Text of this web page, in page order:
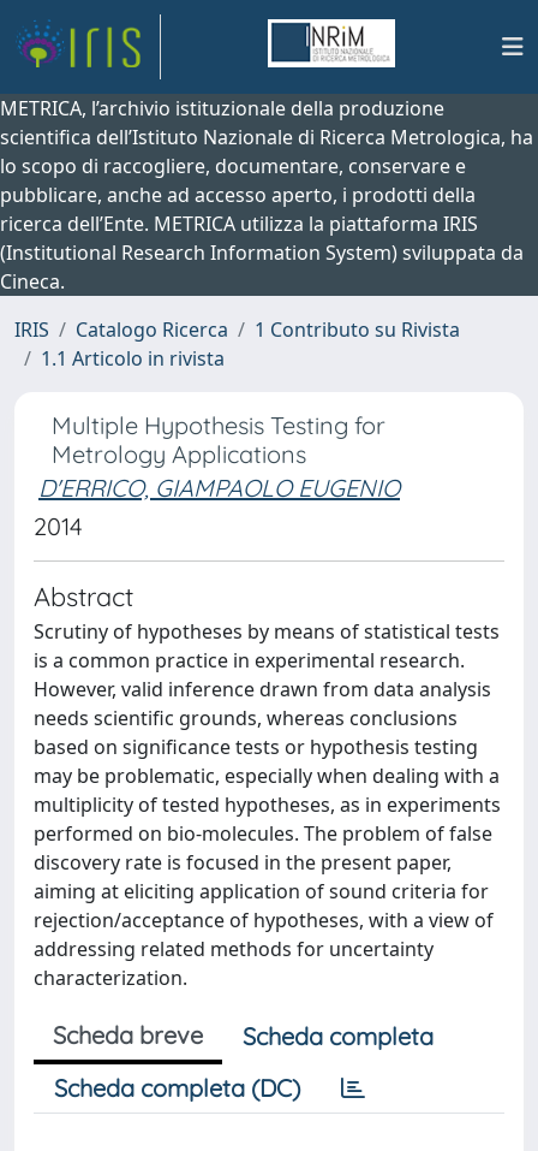
METRICA, l’archivio istituzionale della produzione
scientifica dell’Istituto Nazionale di Ricerca Metrologica, ha
lo scopo di raccogliere, documentare, conservare e
pubblicare, anche ad accesso aperto, i prodotti della
ricerca dell’Ente. METRICA utilizza la piattaforma IRIS
(Institutional Research Information System) sviluppata da
Cineca.
IRIS
Catalogo Ricerca
1 Contributo su Rivista
1.1 Articolo in rivista
Multiple Hypothesis Testing for
Metrology Applications
D'ERRICO, GIAMPAOLO EUGENIO
2014
Abstract
Scrutiny of hypotheses by means of statistical tests
is a common practice in experimental research.
However, valid inference drawn from data analysis
needs scientific grounds, whereas conclusions
based on significance tests or hypothesis testing
may be problematic, especially when dealing with a
multiplicity of tested hypotheses, as in experiments
performed on bio-molecules. The problem of false
discovery rate is focused in the present paper,
aiming at eliciting application of sound criteria for
rejection/acceptance of hypotheses, with a view of
addressing related methods for uncertainty
characterization.
Scheda breve
Scheda completa
Scheda completa (DC)